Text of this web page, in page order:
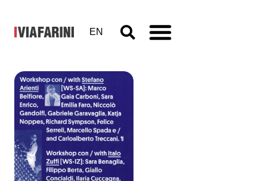
EN
Officine
dell’Arte –
dai